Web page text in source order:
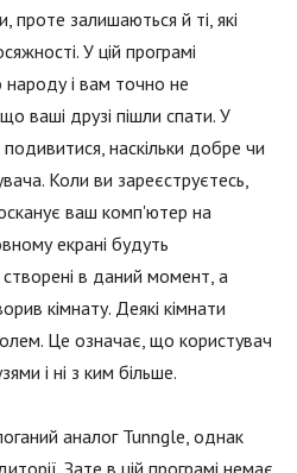
проте залишаються й ті, які
У цій програмі
і вам точно не
ваші друзі пішли спати. У
наскільки добре чи
Коли ви зареєструєтесь,
ваш комп'ютер на
екрані будуть
створені в даний момент, а
кімнату. Деякі кімнати
Це означає, що користувач
і ні з ким більше.
аналог Tunngle, однак
Зате в цій програмі немає